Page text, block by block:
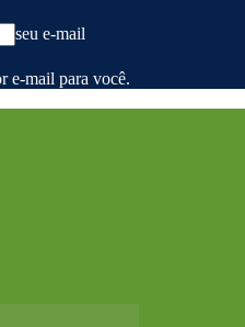
seu e-mail
e-mail para você.